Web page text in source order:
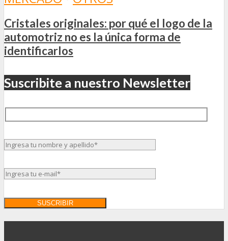
Cristales originales: por qué el logo de la
automotriz no es la única forma de
identificarlos
Suscribite a nuestro Newsletter